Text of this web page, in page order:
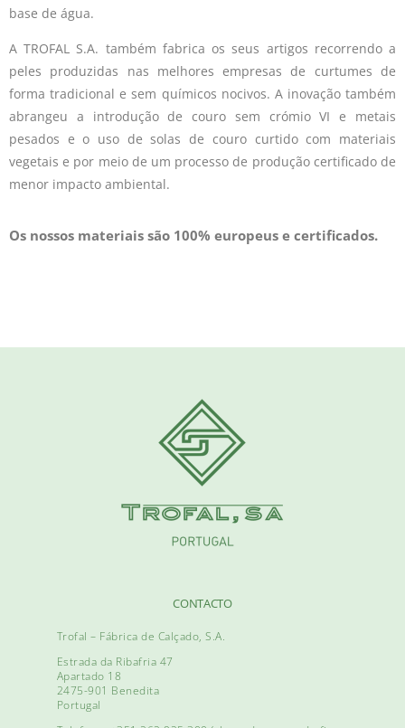
base de água.
A TROFAL S.A. também fabrica os seus artigos recorrendo a
peles produzidas nas melhores empresas de curtumes de
forma tradicional e sem químicos nocivos. A inovação também
abrangeu a introdução de couro sem crómio VI e metais
pesados e o uso de solas de couro curtido com materiais
vegetais e por meio de um processo de produção certificado de
menor impacto ambiental.
Os nossos materiais são 100% europeus e certificados.
CONTACTO
Trofal – Fábrica de Calçado, S.A.
Estrada da Ribafria 47
Apartado 18
2475-901 Benedita
Portugal